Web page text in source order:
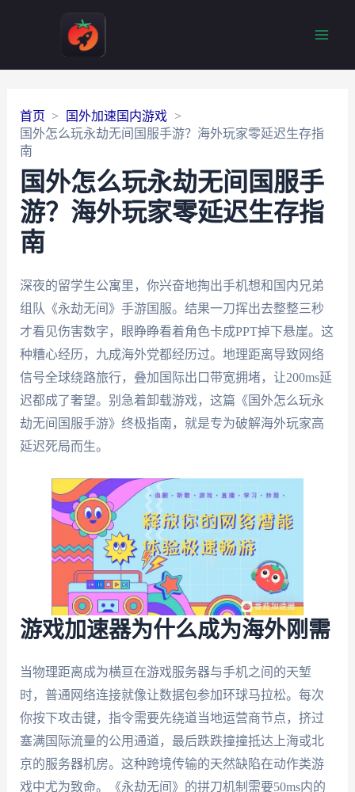
首页
国外加速国内游戏
国外怎么玩永劫无间国服手游？海外玩家零延迟生存指
南
国外怎么玩永劫无间国服手
游？海外玩家零延迟生存指
南
深夜的留学生公寓里，你兴奋地掏出手机想和国内兄弟
组队《永劫无间》手游国服。结果一刀挥出去整整三秒
才看见伤害数字，眼睁睁看着角色卡成PPT掉下悬崖。这
种糟心经历，九成海外党都经历过。地理距离导致网络
信号全球绕路旅行，叠加国际出口带宽拥堵，让200ms延
迟都成了奢望。别急着卸载游戏，这篇《国外怎么玩永
劫无间国服手游》终极指南，就是专为破解海外玩家高
延迟死局而生。
游戏加速器为什么成为海外刚需
当物理距离成为横亘在游戏服务器与手机之间的天堑
时，普通网络连接就像让数据包参加环球马拉松。每次
你按下攻击键，指令需要先绕道当地运营商节点，挤过
塞满国际流量的公用通道，最后跌跌撞撞抵达上海或北
京的服务器机房。这种跨境传输的天然缺陷在动作类游
戏中尤为致命。《永劫无间》的拼刀机制需要50ms内的